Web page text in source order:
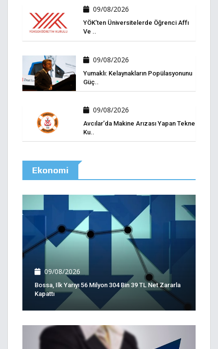
09/08/2026
YÖK’ten Üniversitelerde Öğrenci Affı
Ve ..
09/08/2026
Yumaklı: Kelaynakların Popülasyonunu
Güç..
09/08/2026
Avcılar’da Makine Arızası Yapan Tekne
Ku..
Ekonomi
09/08/2026
Bossa, Ilk Yarıyı 56 Milyon 304 Bin 39 TL Net Zararla
Kapattı